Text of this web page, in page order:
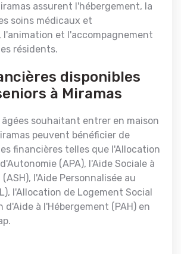
assurent l'hébergement, la
soins médicaux et
l'animation et l'accompagnement
résidents.
disponibles
à Miramas
âgées souhaitant entrer en maison
peuvent bénéficier de
financières telles que l'Allocation
(APA), l'Aide Sociale à
l'Aide Personnalisée au
l'Allocation de Logement Social
d'Aide à l'Hébergement (PAH) en